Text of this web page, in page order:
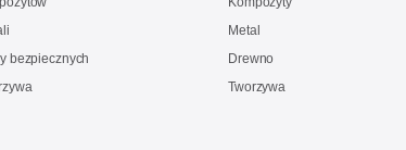
bezpiecznych
Metal
Drewno
Tworzywa